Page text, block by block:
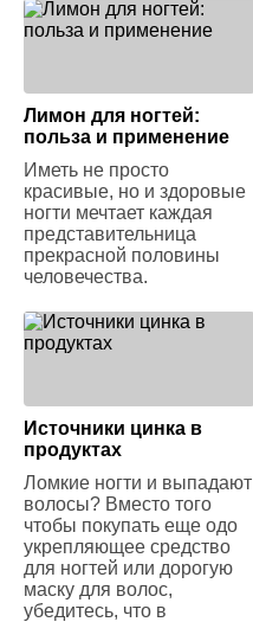
Лимон для ногтей:
польза и применение
Иметь не просто
красивые, но и здоровые
ногти мечтает каждая
представительница
прекрасной половины
человечества.
Источники цинка в
продуктах
Ломкие ногти и выпадают
волосы? Вместо того
чтобы покупать еще одо
укрепляющее средство
для ногтей или дорогую
маску для волос,
убедитесь, что в